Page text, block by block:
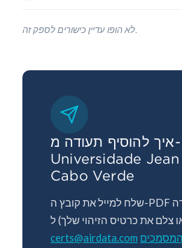
לא הופו עדיין כישורים לספק זה.
איך להוסיף תעודה מ-
Universidade
Cabo Verde
שלח למייל את קובץ ה-PDF או תמונת התעודה
certs@airdata.com המסמכים